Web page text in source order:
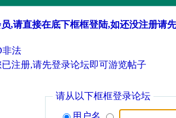
,请直接在底下框框登陆,如还没注册请
非法
注册,请先登录论坛即可游览帖子
请从以下框框登录论坛
用户名